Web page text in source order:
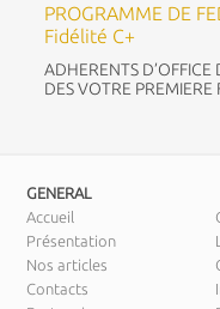
PROGRAMME DE
Fidélité C+
ADHERENTS D’OFFICE
DES VOTRE
GENERAL
Accueil
Présentation
Nos articles
Contacts